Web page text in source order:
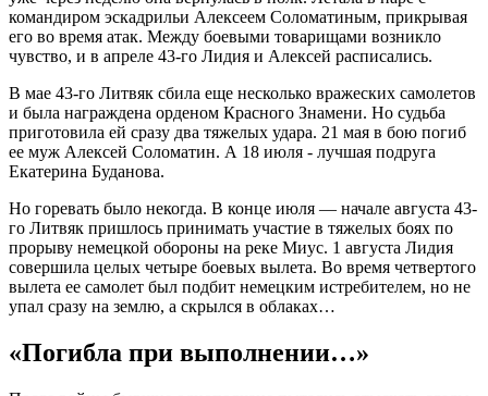
командиром эскадрильи Алексеем Соломатиным, прикрывая
его во время атак. Между боевыми товарищами возникло
чувство, и в апреле 43-го Лидия и Алексей расписались.
В мае 43-го Литвяк сбила еще несколько вражеских самолетов
и была награждена орденом Красного Знамени. Но судьба
приготовила ей сразу два тяжелых удара. 21 мая в бою погиб
ее муж Алексей Соломатин. А 18 июля - лучшая подруга
Екатерина Буданова.
Но горевать было некогда. В конце июля — начале августа 43-
го Литвяк пришлось принимать участие в тяжелых боях по
прорыву немецкой обороны на реке Миус. 1 августа Лидия
совершила целых четыре боевых вылета. Во время четвертого
вылета ее самолет был подбит немецким истребителем, но не
упал сразу на землю, а скрылся в облаках…
«Погибла при выполнении…»